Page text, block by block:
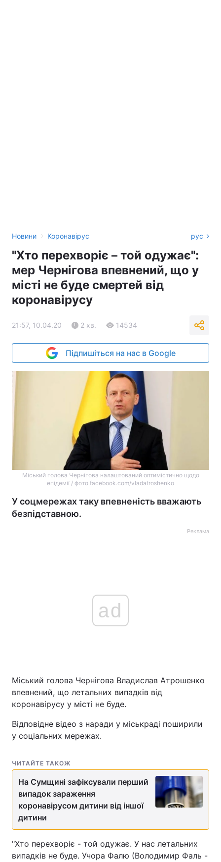
Новини › Коронавірус рус
"Хто перехворіє – той одужає":
мер Чернігова впевнений, що у
місті не буде смертей від
коронавірусу
21:57, 10.04.20 2 хв. 14534
Підпишіться на нас в Google
Міський голова Чернігова налаштований оптимістично щодо
епідемії / фото facebook.com/vladatroshenko
У соцмережах таку впевненість вважають
безпідставною.
Реклама
ad
Міський голова Чернігова Владислав Атрошенко
впевнений, що летальних випадків від
коронавірусу у місті не буде.
Відповідне відео з наради у міськраді поширили
у соціальних мережах.
ЧИТАЙТЕ ТАКОЖ
На Сумщині зафіксували перший
випадок зараження
коронавірусом дитини від іншої
дитини
"Хто перехворіє - той одужає. У нас летальних
випадків не буде. Учора Фалю (Володимир Фаль -